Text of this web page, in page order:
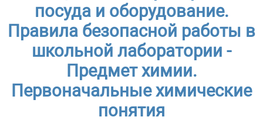
посуда и оборудование.
Правила безопасной работы в
школьной лаборатории -
Предмет химии.
Первоначальные химические
понятия